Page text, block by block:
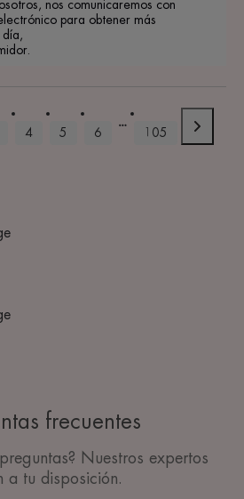
nos comunicaremos con
para obtener más
4 5 6 105
frecuentes
Nuestros expertos
a tu disposición.